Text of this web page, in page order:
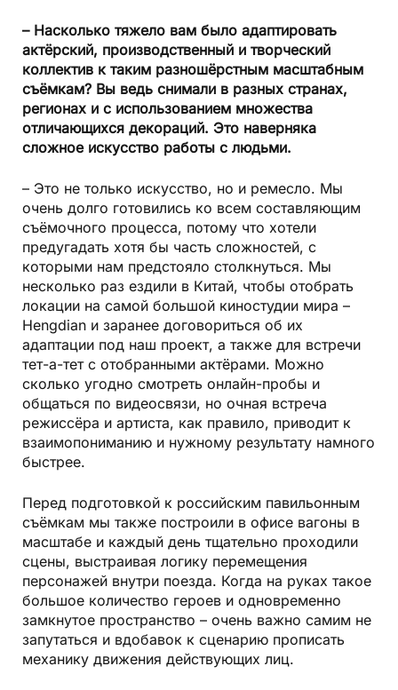
– Насколько тяжело вам было адаптировать
актёрский, производственный и творческий
коллектив к таким разношёрстным масштабным
съёмкам? Вы ведь снимали в разных странах,
регионах и с использованием множества
отличающихся декораций. Это наверняка
сложное искусство работы с людьми.
– Это не только искусство, но и ремесло. Мы
очень долго готовились ко всем составляющим
съёмочного процесса, потому что хотели
предугадать хотя бы часть сложностей, с
которыми нам предстояло столкнуться. Мы
несколько раз ездили в Китай, чтобы отобрать
локации на самой большой киностудии мира –
Hengdian и заранее договориться об их
адаптации под наш проект, а также для встречи
тет-а-тет с отобранными актёрами. Можно
сколько угодно смотреть онлайн-пробы и
общаться по видеосвязи, но очная встреча
режиссёра и артиста, как правило, приводит к
взаимопониманию и нужному результату намного
быстрее.
Перед подготовкой к российским павильонным
съёмкам мы также построили в офисе вагоны в
масштабе и каждый день тщательно проходили
сцены, выстраивая логику перемещения
персонажей внутри поезда. Когда на руках такое
большое количество героев и одновременно
замкнутое пространство – очень важно самим не
запутаться и вдобавок к сценарию прописать
механику движения действующих лиц.